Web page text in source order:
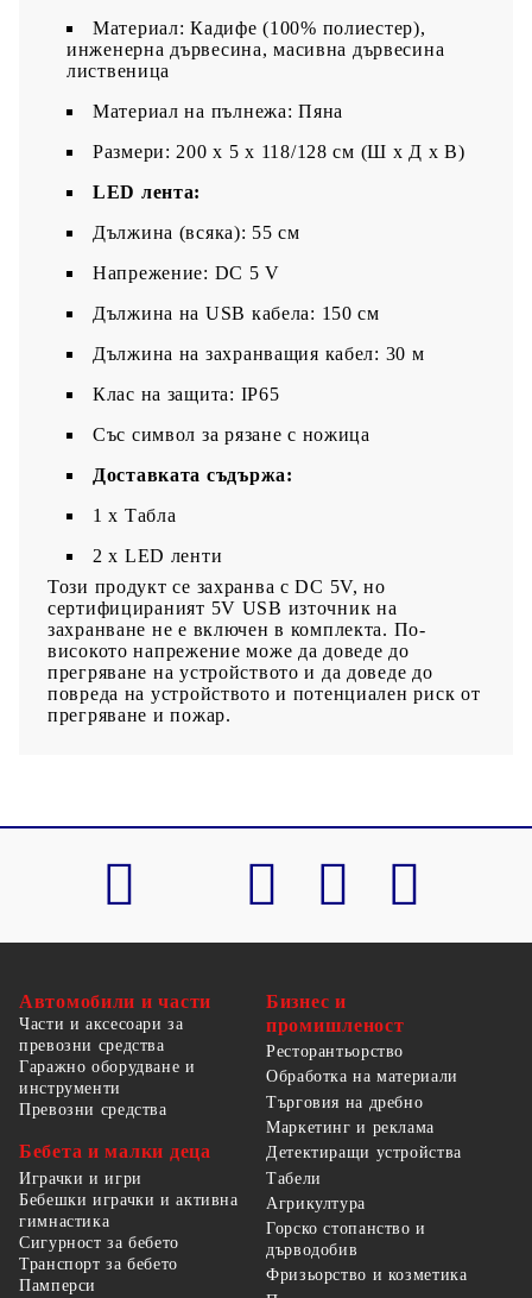
Материал: Кадифе (100% полиестер),
инженерна дървесина, масивна дървесина
лиственица
Материал на пълнежа: Пяна
Pазмери: 200 x 5 x 118/128 см (Ш x Д x В)
LED лента:
Дължина (всяка): 55 см
Напрежение: DC 5 V
Дължина на USB кабела: 150 см
Дължина на захранващия кабел: 30 м
Клас на защита: IP65
Със символ за рязане с ножица
Доставката съдържа:
1 x Табла
2 x LED ленти
Този продукт се захранва с DC 5V, но
сертифицираният 5V USB източник на
захранване не е включен в комплекта. По-
високото напрежение може да доведе до
прегряване на устройството и да доведе до
повреда на устройството и потенциален риск от
прегряване и пожар.
Автомобили и части
Части и аксесоари за
превозни средства
Гаражно оборудване и
инструменти
Превозни средства
Бебета и малки деца
Играчки и игри
Бебешки играчки и активна
гимнастика
Сигурност за бебето
Транспорт за бебето
Памперси
Бизнес и
промишленост
Ресторантьорство
Обработка на материали
Търговия на дребно
Маркетинг и реклама
Детектиращи устройства
Табели
Агрикултура
Горско стопанство и
дърводобив
Фризьорство и козметика